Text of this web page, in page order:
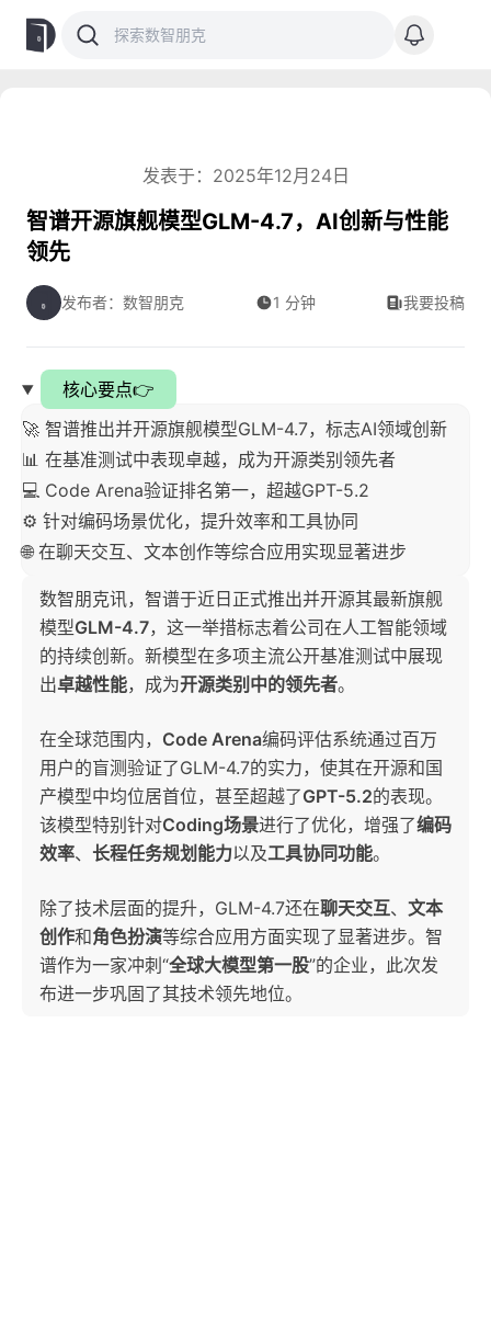
发表于：2025年12月24日
智谱开源旗舰模型GLM-4.7，AI创新与性能
领先
发布者：数智朋克 1 分钟 我要投稿
核心要点👉
🚀 智谱推出并开源旗舰模型GLM-4.7，标志AI领域创新
📊 在基准测试中表现卓越，成为开源类别领先者
💻 Code Arena验证排名第一，超越GPT-5.2
⚙️ 针对编码场景优化，提升效率和工具协同
🌐 在聊天交互、文本创作等综合应用实现显著进步
数智朋克讯，智谱于近日正式推出并开源其最新旗舰
模型GLM-4.7，这一举措标志着公司在人工智能领域
的持续创新。新模型在多项主流公开基准测试中展现
出卓越性能，成为开源类别中的领先者。
在全球范围内， Code Arena编码评估系统通过百万
用户的盲测验证了GLM-4.7的实力，使其在开源和国
产模型中均位居首位，甚至超越了GPT-5.2的表现。
该模型特别针对Coding场景进行了优化，增强了编码
效率、 长程任务规划能力以及工具协同功能。
除了技术层面的提升，GLM-4.7还在聊天交互、 文本
创作和角色扮演等综合应用方面实现了显著进步。智
谱作为一家冲刺“全球大模型第一股”的企业，此次发
布进一步巩固了其技术领先地位。